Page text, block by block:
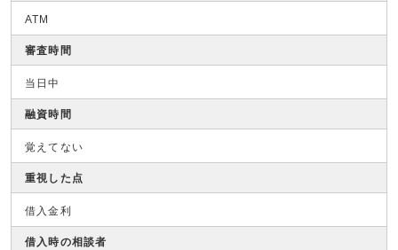
ATM
審査時間
当日中
融資時間
覚えてない
重視した点
借入金利
借入時の相談者